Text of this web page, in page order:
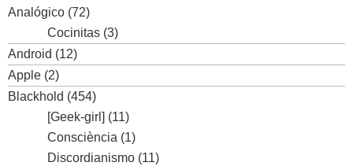
Analógico (72)
Cocinitas (3)
Android (12)
Apple (2)
Blackhold (454)
[Geek-girl] (11)
Consciència (1)
Discordianismo (11)